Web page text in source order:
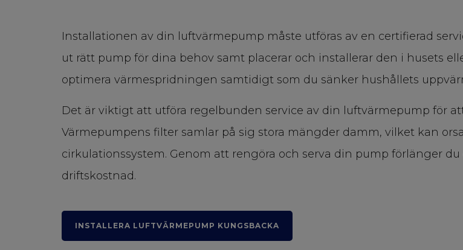
Installationen av din luftvärmepump måste utföras av en certifierad
ut rätt pump för dina behov samt placerar och installerar den i husets
optimera värmespridningen samtidigt som du sänker hushållets
Det är viktigt att utföra regelbunden service av din luftvärmepump för
Värmepumpens filter samlar på sig stora mängder damm, vilket kan
cirkulationssystem. Genom att rengöra och serva din pump förlänger
driftskostnad.
INSTALLERA LUFTVÄRMEPUMP KUNGSBACKA